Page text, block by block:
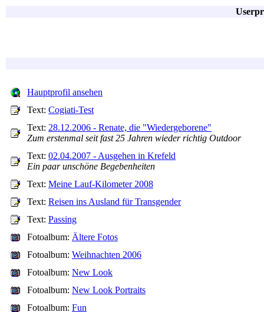
Hauptprofil ansehen
Text: Cogiati-Test
Text: 28.12.2006 - Renate, die "Wiedergeborene"
Zum erstenmal seit fast 25 Jahren wieder richtig Outdoor
Text: 02.04.2007 - Ausgehen in Krefeld
Ein paar unschöne Begebenheiten
Text: Meine Lauf-Kilometer 2008
Text: Reisen ins Ausland für Transgender
Text: Passing
Fotoalbum: Ältere Fotos
Fotoalbum: Weihnachten 2006
Fotoalbum: New Look
Fotoalbum: New Look Portraits
Fotoalbum: Fun